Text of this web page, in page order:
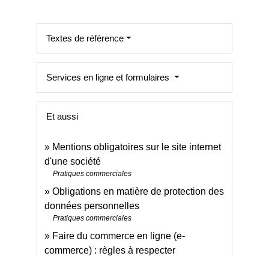
Textes de référence
Services en ligne et formulaires
Et aussi
Mentions obligatoires sur le site internet
d'une société
Pratiques commerciales
Obligations en matière de protection des
données personnelles
Pratiques commerciales
Faire du commerce en ligne (e-
commerce) : règles à respecter